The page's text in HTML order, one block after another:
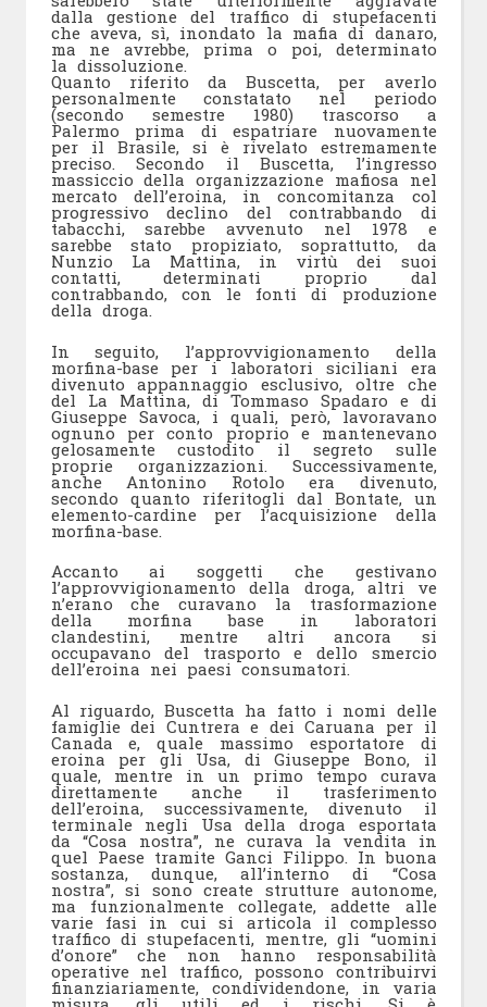
dalla gestione del traffico di stupefacenti
che aveva, sì, inondato la mafia di danaro,
ma ne avrebbe, prima o poi, determinato
la dissoluzione.
Quanto riferito da Buscetta, per averlo
personalmente constatato nel periodo
(secondo semestre 1980) trascorso a
Palermo prima di espatriare nuovamente
per il Brasile, si è rivelato estremamente
preciso. Secondo il Buscetta, l’ingresso
massiccio della organizzazione mafiosa nel
mercato dell’eroina, in concomitanza col
progressivo declino del contrabbando di
tabacchi, sarebbe avvenuto nel 1978 e
sarebbe stato propiziato, soprattutto, da
Nunzio La Mattina, in virtù dei suoi
contatti, determinati proprio dal
contrabbando, con le fonti di produzione
della droga.
In seguito, l’approvvigionamento della
morfina-base per i laboratori siciliani era
divenuto appannaggio esclusivo, oltre che
del La Mattina, di Tommaso Spadaro e di
Giuseppe Savoca, i quali, però, lavoravano
ognuno per conto proprio e mantenevano
gelosamente custodito il segreto sulle
proprie organizzazioni. Successivamente,
anche Antonino Rotolo era divenuto,
secondo quanto riferitogli dal Bontate, un
elemento-cardine per l’acquisizione della
morfina-base.
Accanto ai soggetti che gestivano
l’approvvigionamento della droga, altri ve
n’erano che curavano la trasformazione
della morfina base in laboratori
clandestini, mentre altri ancora si
occupavano del trasporto e dello smercio
dell’eroina nei paesi consumatori.
Al riguardo, Buscetta ha fatto i nomi delle
famiglie dei Cuntrera e dei Caruana per il
Canada e, quale massimo esportatore di
eroina per gli Usa, di Giuseppe Bono, il
quale, mentre in un primo tempo curava
direttamente anche il trasferimento
dell’eroina, successivamente, divenuto il
terminale negli Usa della droga esportata
da “Cosa nostra”, ne curava la vendita in
quel Paese tramite Ganci Filippo. In buona
sostanza, dunque, all’interno di “Cosa
nostra”, si sono create strutture autonome,
ma funzionalmente collegate, addette alle
varie fasi in cui si articola il complesso
traffico di stupefacenti, mentre, gli “uomini
d’onore” che non hanno responsabilità
operative nel traffico, possono contribuirvi
finanziariamente, condividendone, in varia